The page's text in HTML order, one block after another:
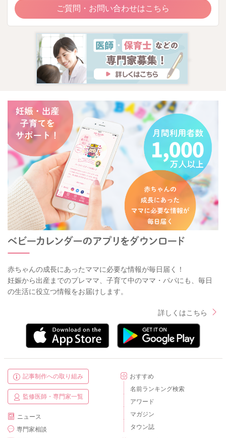
ご質問・お問い合わせはこちら
赤ちゃんの成長にあったママに必要な情報が毎日届く！
妊娠から出産までのプレママ、子育て中のママ・パパにも、毎日
の生活に役立つ情報をお届けします。
詳しくはこちら
記事制作への取り組み
監修医師・専門家一覧
ニュース
専門家相談
おすすめ
名前ランキング検索
アワード
マガジン
タウン誌